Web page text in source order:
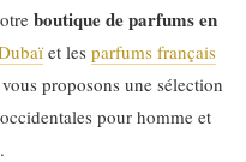
boutique de parfums en
et les parfums français
proposons une sélection
pour homme et